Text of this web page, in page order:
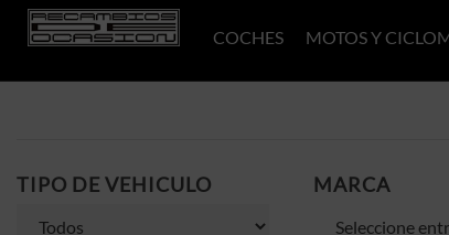
COCHES MOTOS Y
TIPO DE VEHICULO MARCA